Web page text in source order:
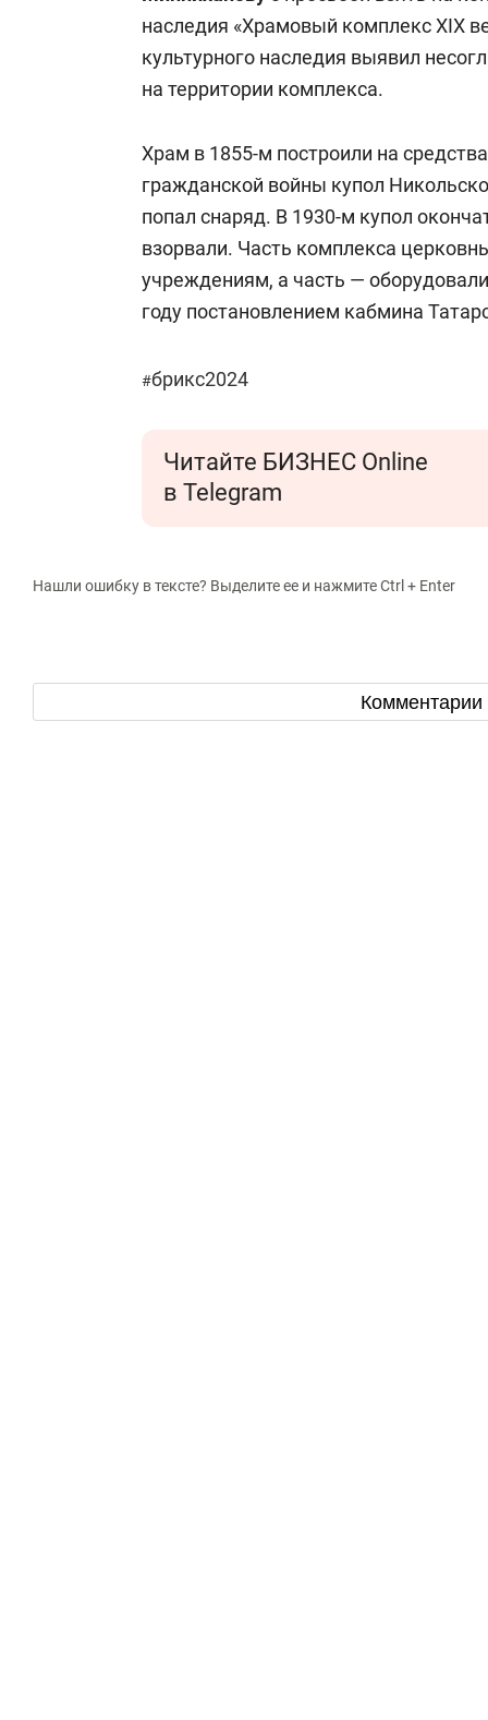
наследия «Храмовый комплекс XIX
культурного наследия выявил
на территории комплекса.
Храм в 1855-м построили на
гражданской войны купол
попал снаряд. В 1930-м купол
взорвали. Часть комплекса
учреждениям, а часть —
году постановлением кабмина
#брикс2024
Читайте БИЗНЕС Online
в Telegram
Нашли ошибку в тексте? Выделите ее и нажмите Ctrl + Enter
Комментарии